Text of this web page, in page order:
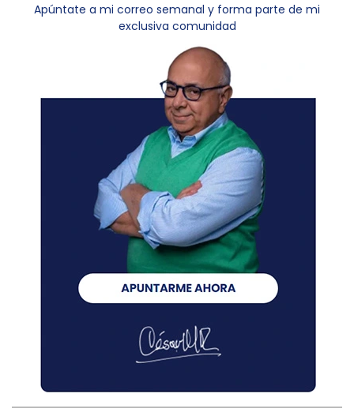
Apúntate a mi correo semanal y forma parte de mi
exclusiva comunidad